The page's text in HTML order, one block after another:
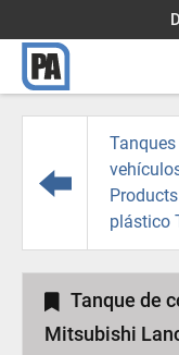
Products
plástico
Tanque de
Mitsubishi